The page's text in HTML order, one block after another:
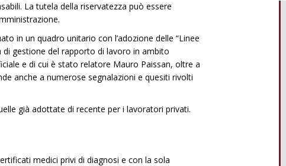
La tutela della riservatezza può essere
in un quadro unitario con l’adozione delle “Linee
gestione del rapporto di lavoro in ambito
e di cui è stato relatore Mauro Paissan, oltre a
anche a numerose segnalazioni e quesiti rivolti
già adottate di recente per i lavoratori privati.
medici privi di diagnosi e con la sola